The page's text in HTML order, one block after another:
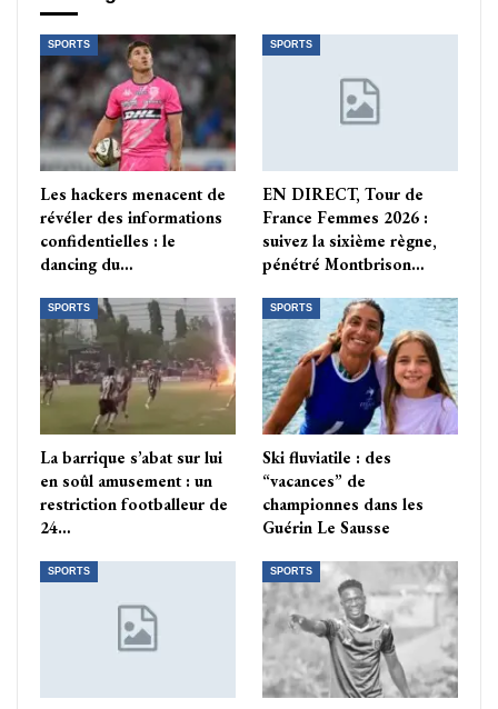
SPORTS
Les hackers menacent de
révéler des informations
confidentielles : le
dancing du…
SPORTS
EN DIRECT, Tour de
France Femmes 2026 :
suivez la sixième règne,
pénétré Montbrison…
SPORTS
La barrique s’abat sur lui
en soûl amusement : un
restriction footballeur de
24…
SPORTS
Ski fluviatile : des
“vacances” de
championnes dans les
Guérin Le Sausse
SPORTS SPORTS